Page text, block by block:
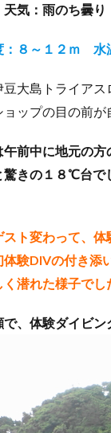
気：雨のち曇
：８～１２ｍ
大島トライア
ップの目の前
午前中に地元の
驚きの１８℃台で
ト変わって、
験DIVの付き添
潜れた様子で
、体験ダイビン
タテジマキンチ
ツノザヤウミウ
トラウツボ
ナノハナフブキ
ニモ
ネコ
ハナヒゲウツボ
ハワイトラギス
ヒオドシベラ幼
ヒロウミウシ
フチベニイロウ
ベニシボリ
ボブサンウミウ